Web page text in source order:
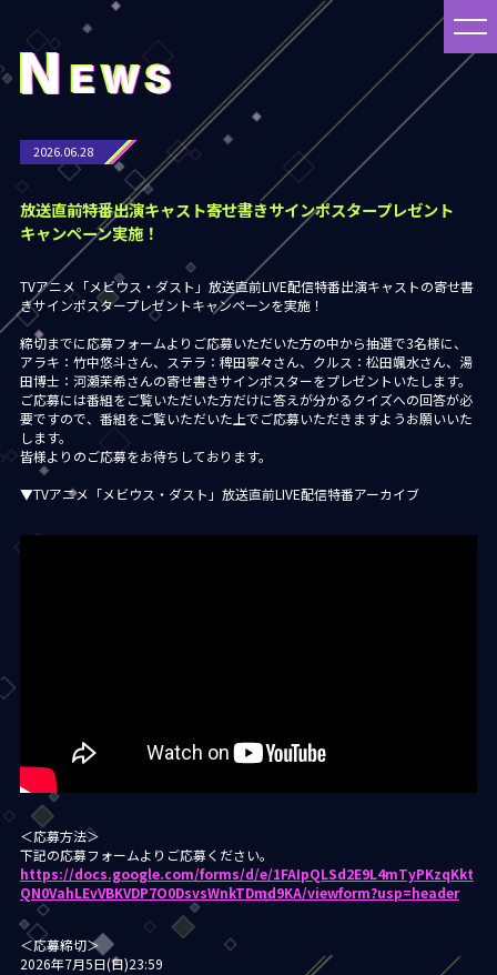
2026.06.28
放送直前特番出演キャスト寄せ書きサインポスタープレゼント
キャンペーン実施！
TVアニメ「メビウス・ダスト」放送直前LIVE配信特番出演キャストの寄せ書
きサインポスタープレゼントキャンペーンを実施！
締切までに応募フォームよりご応募いただいた方の中から抽選で3名様に、
アラキ：竹中悠斗さん、ステラ：稗田寧々さん、クルス：松田颯水さん、湯
田博士：河瀬茉希さんの寄せ書きサインポスターをプレゼントいたします。
ご応募には番組をご覧いただいた方だけに答えが分かるクイズへの回答が必
要ですので、番組をご覧いただいた上でご応募いただきますようお願いいた
します。
皆様よりのご応募をお待ちしております。
▼TVアニメ「メビウス・ダスト」放送直前LIVE配信特番アーカイブ
＜応募方法＞
下記の応募フォームよりご応募ください。
https://docs.google.com/forms/d/e/1FAIpQLSd2E9L4mTyPKzqKkt
QN0VahLEvVBKVDP7O0DsvsWnkTDmd9KA/viewform?usp=header
＜応募締切＞
2026年7月5日(日)23:59